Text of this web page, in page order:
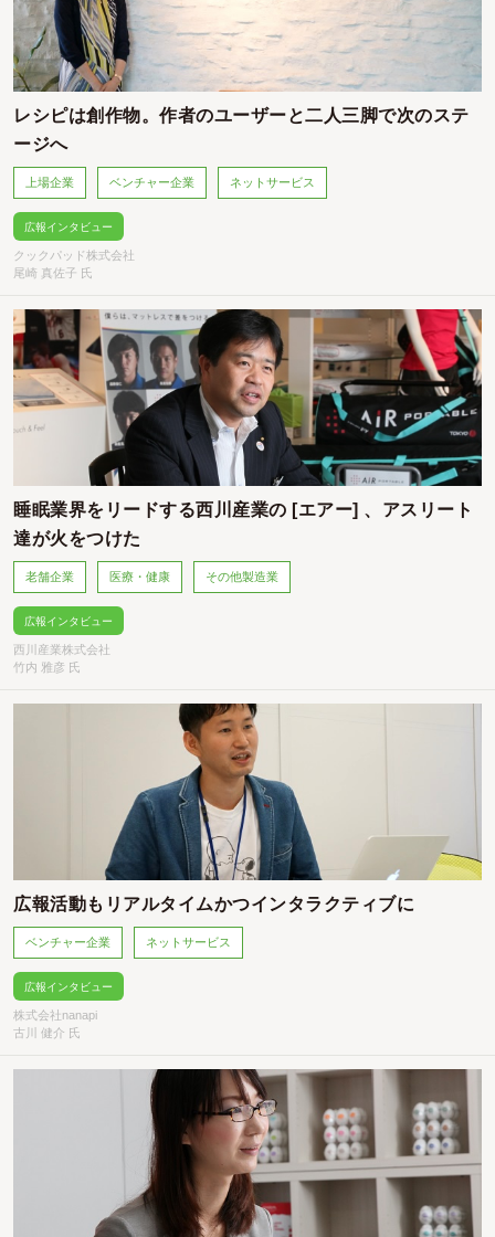
レシピは創作物。作者のユーザーと二人三脚で次のステ
ージへ
上場企業 ベンチャー企業 ネットサービス
広報インタビュー
クックパッド株式会社
尾崎 真佐子 氏
睡眠業界をリードする西川産業の [エアー] 、アスリート
達が火をつけた
老舗企業 医療・健康 その他製造業
広報インタビュー
西川産業株式会社
竹内 雅彦 氏
広報活動もリアルタイムかつインタラクティブに
ベンチャー企業 ネットサービス
広報インタビュー
株式会社nanapi
古川 健介 氏